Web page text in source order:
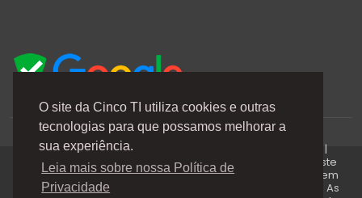
O site da Cinco TI utiliza cookies e outras
tecnologias para que possamos melhorar a
sua experiência.
Leia mais sobre nossa Política de
Privacidade
A Cinco TI (5TI) é uma marca registrada de CINCO TI
COMERCIO E SERVICOS LTDA | CNPJ: 08.307.867/0001-04 |
Todos os direitos reservados. Os preços anunciados neste
site ou via e-mails promocionais podem ser alterados sem
prévio aviso. A 5TI não é responsável por erros descritos. As